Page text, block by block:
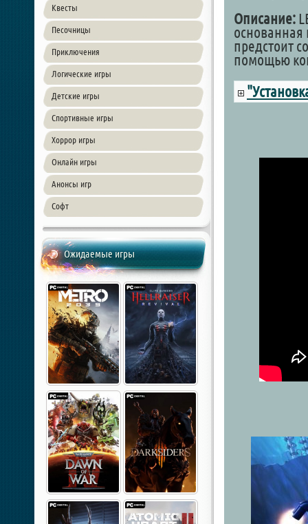
Квесты
Песочницы
Приключения
Логические игры
Детские игры
Спортивные игры
Хоррор игры
Онлайн игры
Анонсы игр
Софт
Ожидаемые игры
Описание:
основанная
предстоит
помощью